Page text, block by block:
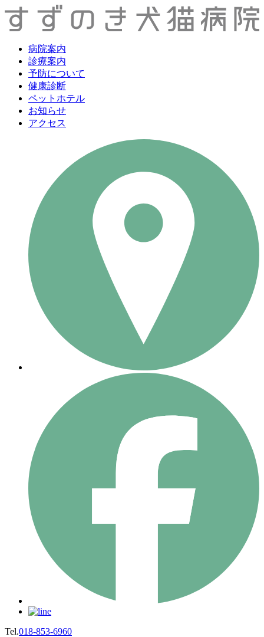
病院案内
診療案内
予防について
健康診断
ペットホテル
お知らせ
アクセス
Tel.018-853-6960